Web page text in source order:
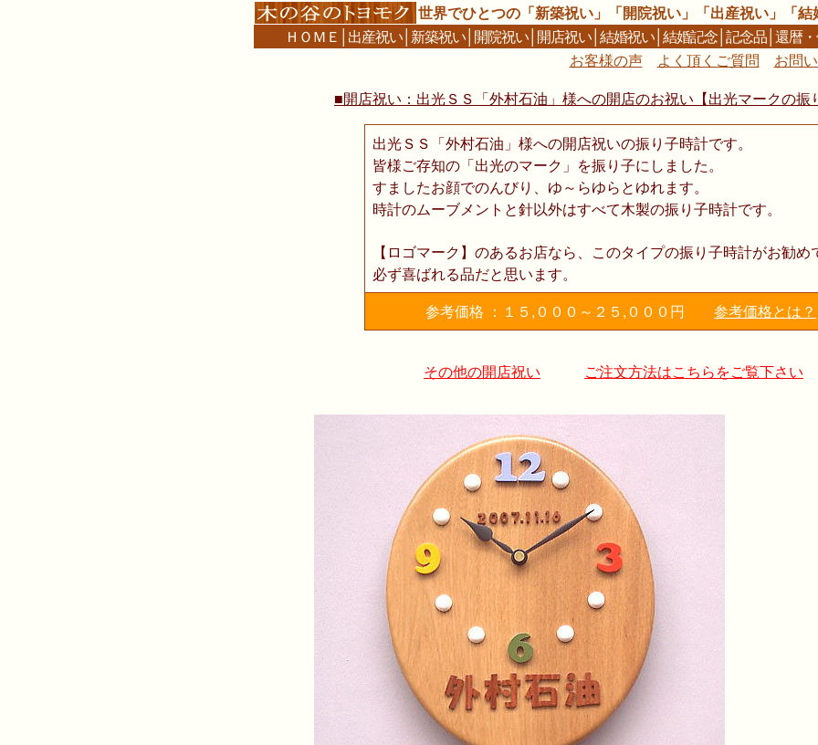
世界でひとつの「新築祝い」「開院祝い」「出産祝い」「
ＨＯＭＥ 出産祝い 新築祝い 開院祝い 開店祝い 結婚祝い 結婚記念 記念品 還暦
お客様の声
よく頂くご質問 お問
■開店祝い：出光ＳＳ「外村石油」様への開店のお祝い【出光マークの振
出光ＳＳ「外村石油」様への開店祝いの振り子時計です。
皆様ご存知の「出光のマーク」を振り子にしました。
すましたお顔でのんびり、ゆ～らゆらとゆれます。
時計のムーブメントと針以外はすべて木製の振り子時計です。
【ロゴマーク】のあるお店なら、このタイプの振り子時計がお勧め
必ず喜ばれる品だと思います。
参考価格 ：１５,０００～２５,０００円
参考価格とは？
その他の開店祝い ご注文方法はこちらをご覧下さい